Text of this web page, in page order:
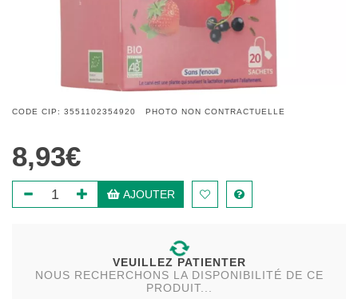
CODE CIP: 3551102354920 PHOTO NON CONTRACTUELLE
8,93€
AJOUTER
VEUILLEZ PATIENTER
NOUS RECHERCHONS LA DISPONIBILITÉ DE CE
PRODUIT...